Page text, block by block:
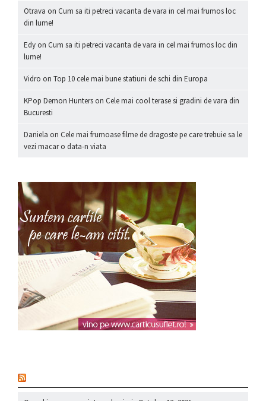
Otrava on Cum sa iti petreci vacanta de vara in cel mai frumos loc
din lume!
Edy on Cum sa iti petreci vacanta de vara in cel mai frumos loc din
lume!
Vidro on Top 10 cele mai bune statiuni de schi din Europa
KPop Demon Hunters on Cele mai cool terase si gradini de vara din
Bucuresti
Daniela on Cele mai frumoase filme de dragoste pe care trebuie sa le
vezi macar o data-n viata